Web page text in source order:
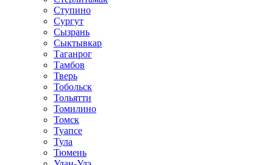
Ступино
Сургут
Сызрань
Сыктывкар
Таганрог
Тамбов
Тверь
Тобольск
Тольятти
Томилино
Томск
Туапсе
Тула
Тюмень